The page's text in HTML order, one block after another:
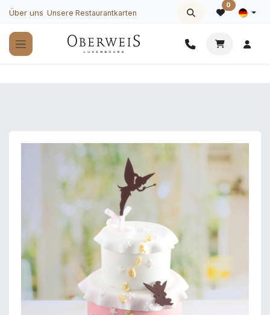
Zum Inhalt springen
Über uns Unsere Restaurantkarten
0